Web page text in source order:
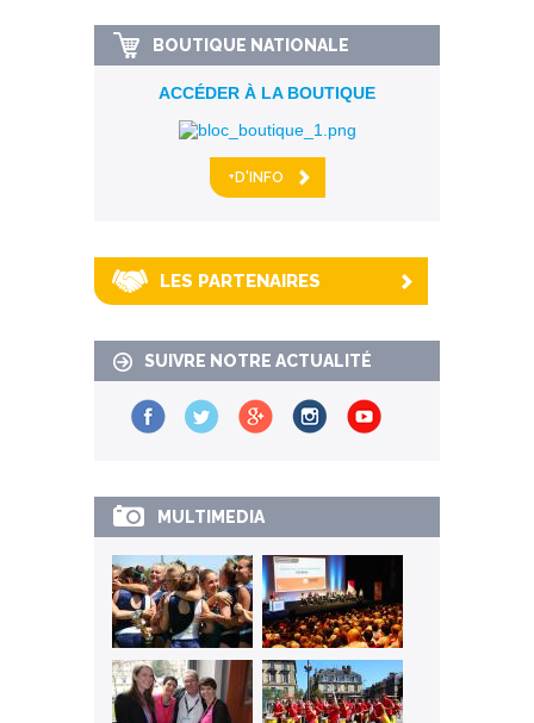
BOUTIQUE NATIONALE
ACCÉDER À LA BOUTIQUE
+D'INFO
LES PARTENAIRES
SUIVRE NOTRE ACTUALITÉ
MULTIMEDIA